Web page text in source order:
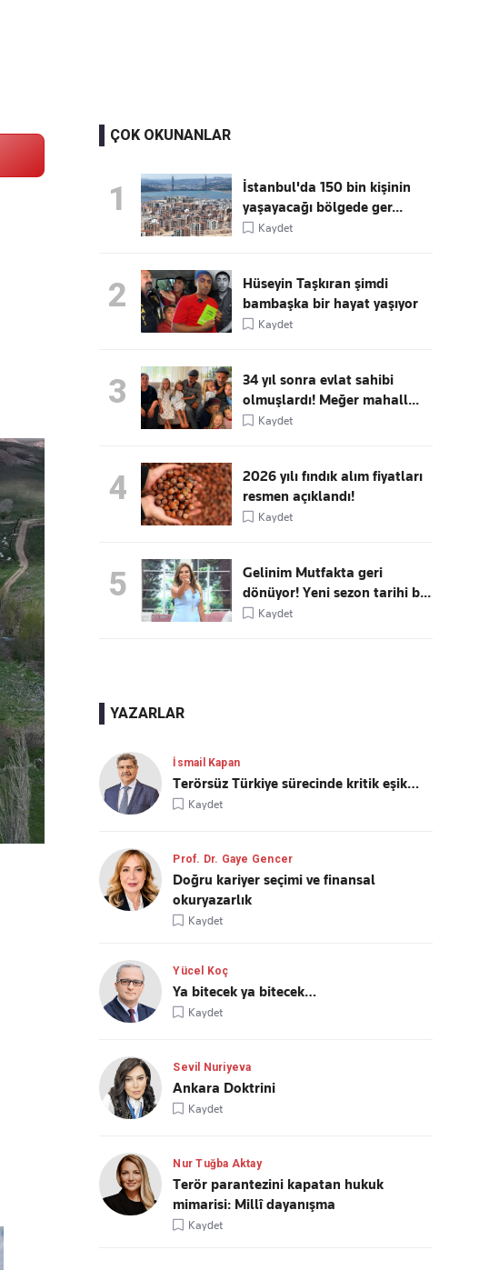
ÇOK OKUNANLAR
1
İstanbul'da 150 bin kişinin
yaşayacağı bölgede ger...
Kaydet
2
Hüseyin Taşkıran şimdi
bambaşka bir hayat yaşıyor
Kaydet
3
34 yıl sonra evlat sahibi
olmuşlardı! Meğer mahall...
Kaydet
4
2026 yılı fındık alım fiyatları
resmen açıklandı!
Kaydet
5
Gelinim Mutfakta geri
dönüyor! Yeni sezon tarihi b...
Kaydet
YAZARLAR
İsmail Kapan
Terörsüz Türkiye sürecinde kritik eşik…
Kaydet
Prof. Dr. Gaye Gencer
Doğru kariyer seçimi ve finansal
okuryazarlık
Kaydet
Yücel Koç
Ya bitecek ya bitecek…
Kaydet
Sevil Nuriyeva
Ankara Doktrini
Kaydet
Nur Tuğba Aktay
Terör parantezini kapatan hukuk
mimarisi: Millî dayanışma
Kaydet